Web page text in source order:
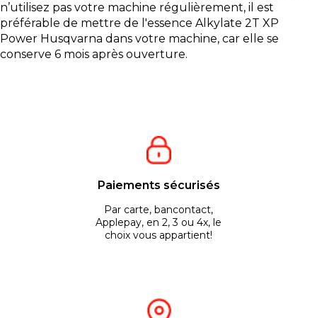
n’utilisez pas votre machine régulièrement, il est
préférable de mettre de l'essence Alkylate 2T XP
Power Husqvarna dans votre machine, car elle se
conserve 6 mois après ouverture.
Paiements sécurisés
Par carte, bancontact,
Applepay, en 2, 3 ou 4x, le
choix vous appartient!